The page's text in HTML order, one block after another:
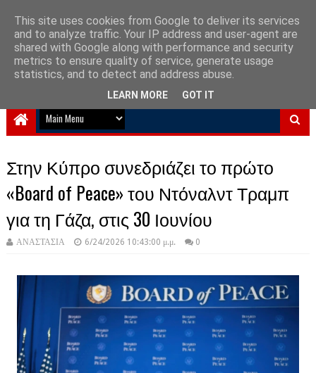
NewPlanet09
Ειδήσεις νέα από την Ελλάδα και τον κόσμο
Στην Κύπρο συνεδριάζει το πρώτο
«Board of Peace» του Ντόναλντ Τραμπ
για τη Γάζα, στις 30 Ιουνίου
ΑΝΑΣΤΑΣΙΑ 6/24/2026 10:43:00 μ.μ. 0
This site uses cookies from Google to deliver its services
and to analyze traffic. Your IP address and user-agent are
shared with Google along with performance and security
metrics to ensure quality of service, generate usage
statistics, and to detect and address abuse.
LEARN MORE GOT IT